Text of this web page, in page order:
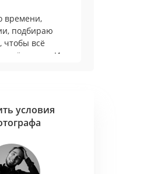
времени,
подбираю
чтобы всё
легко. И
условия